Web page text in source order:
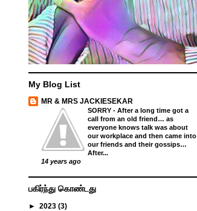
My Blog List
MR & MRS JACKIESEKAR
SORRY - After a long time got a
call from an old friend… as
everyone knows talk was about
our workplace and then came into
our friends and their gossips…
After...
14 years ago
பகிர்ந்து கொண்டது
► 2023 (3)